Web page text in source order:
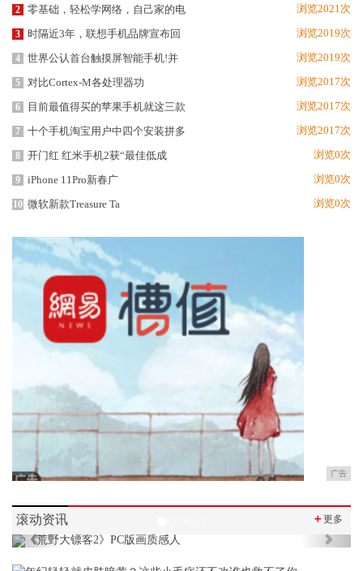
2 零基础，轻松学网络，自己家的电 浏览2021次
3 时隔近3年，联想手机品牌宣布回 浏览2019次
4 世界公认首台触摸屏智能手机!并 浏览2019次
5 对比Cortex-M各处理器功 浏览2017次
6 目前最值得买的苹果手机就这三款 浏览2017次
7 十个手机淘宝用户中四个安装拼多 浏览2017次
8 开门红 红米手机2获“最佳低成 浏览0次
9 iPhone 11Pro新春广 浏览0次
10 微软新款Treasure Ta 浏览0次
广告
滚动资讯 ＋更多
Previous Next